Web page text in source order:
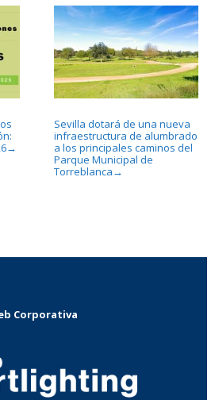
→
Sevilla dotará de una nueva
infraestructura de alumbrado
a los principales caminos del
Parque Municipal de
Torreblanca →
Corporativa